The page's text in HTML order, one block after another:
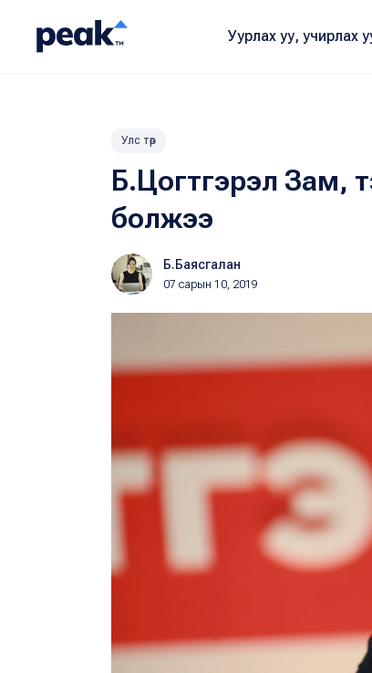
Уурлах уу, учирлах
Улс төр
Б.Цогтгэрэл Зам,
болжээ
Б.Баясгалан
07 сарын 10, 2019